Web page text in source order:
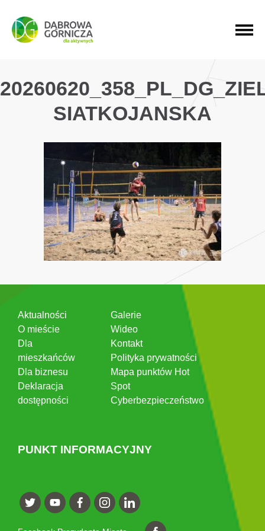
PRZEJDŹ DO MENU GŁÓWNEGO
PRZEJDŹ DO WYSZUKIWARKI
PRZEJDŹ DO TREŚCI
SIATKOJANSKA
Aktualności
O mieście
Dla
mieszkańców
Dla biznesu
Deklaracja
dostępności
Galerie
Wideo
Kontakt
Polityka prywatności
Mapa punktów Hot
Spot
Cyberbezpieczeństwo
PUNKT INFORMACYJNY